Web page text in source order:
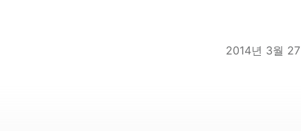
2014년 3월 27